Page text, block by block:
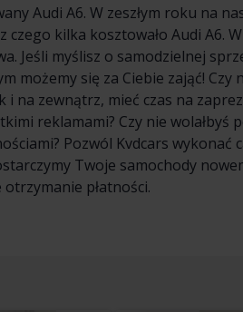
Audi A6. W zeszłym roku na
kilka kosztowało Audi A6.
Jeśli myślisz o samodzielnej
możemy się za Ciebie zająć! Czy
i na zewnątrz, mieć czas na
reklamami? Czy nie wolałbyś
Pozwól Kvdcars wykonać
Twoje samochody
płatności.